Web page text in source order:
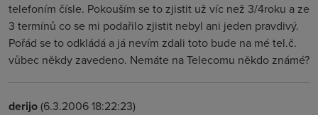
telefoním čísle. Pokouším se to zjistit už víc než 3/4roku a ze
3 termínů co se mi podařilo zjistit nebyl ani jeden pravdivý.
Pořád se to odkládá a já nevím zdali toto bude na mé tel.č.
vůbec někdy zavedeno. Nemáte na Telecomu někdo známé?
derijo(6.3.2006 18:22:23)